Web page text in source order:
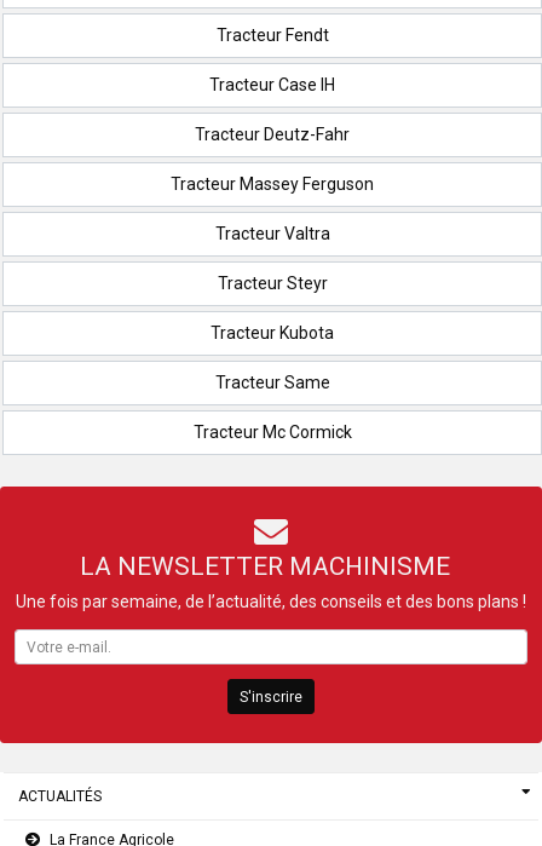
Tracteur Fendt
Tracteur Case IH
Tracteur Deutz-Fahr
Tracteur Massey Ferguson
Tracteur Valtra
Tracteur Steyr
Tracteur Kubota
Tracteur Same
Tracteur Mc Cormick
LA NEWSLETTER MACHINISME
Une fois par semaine, de l’actualité, des conseils et des bons plans !
S'inscrire
ACTUALITÉS
La France Agricole